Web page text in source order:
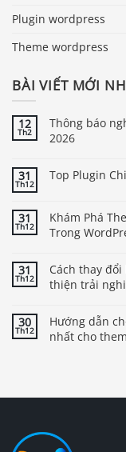
Plugin wordpress
Theme wordpress
BÀI VIẾT MỚI
12
Th2
Thông báo
2026
31
Th12
Top Plugin
31
Th12
Khám Phá
Trong
31
Th12
Cách thay
thiện trải
30
Th12
Hướng dẫn
nhất cho